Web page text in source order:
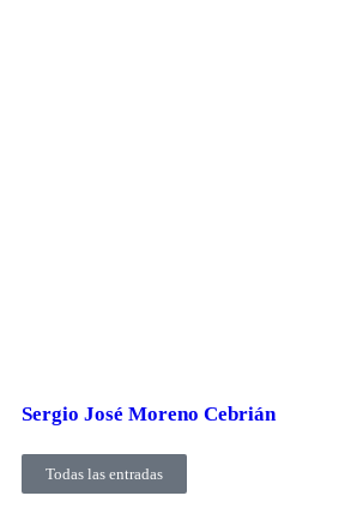
Sergio José Moreno Cebrián
Todas las entradas